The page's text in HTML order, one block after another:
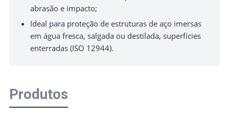
abrasão e impacto;
Ideal para proteção de estruturas de aço imersas
em água fresca, salgada ou destilada, superfícies
enterradas (ISO 12944).
Produtos